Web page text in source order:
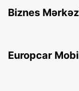
Biznes
Europcar